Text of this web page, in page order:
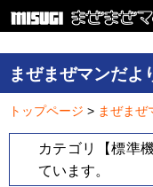
まぜまぜマンだよ
トップページ > まぜまぜ
カテゴリ【標準
ています。